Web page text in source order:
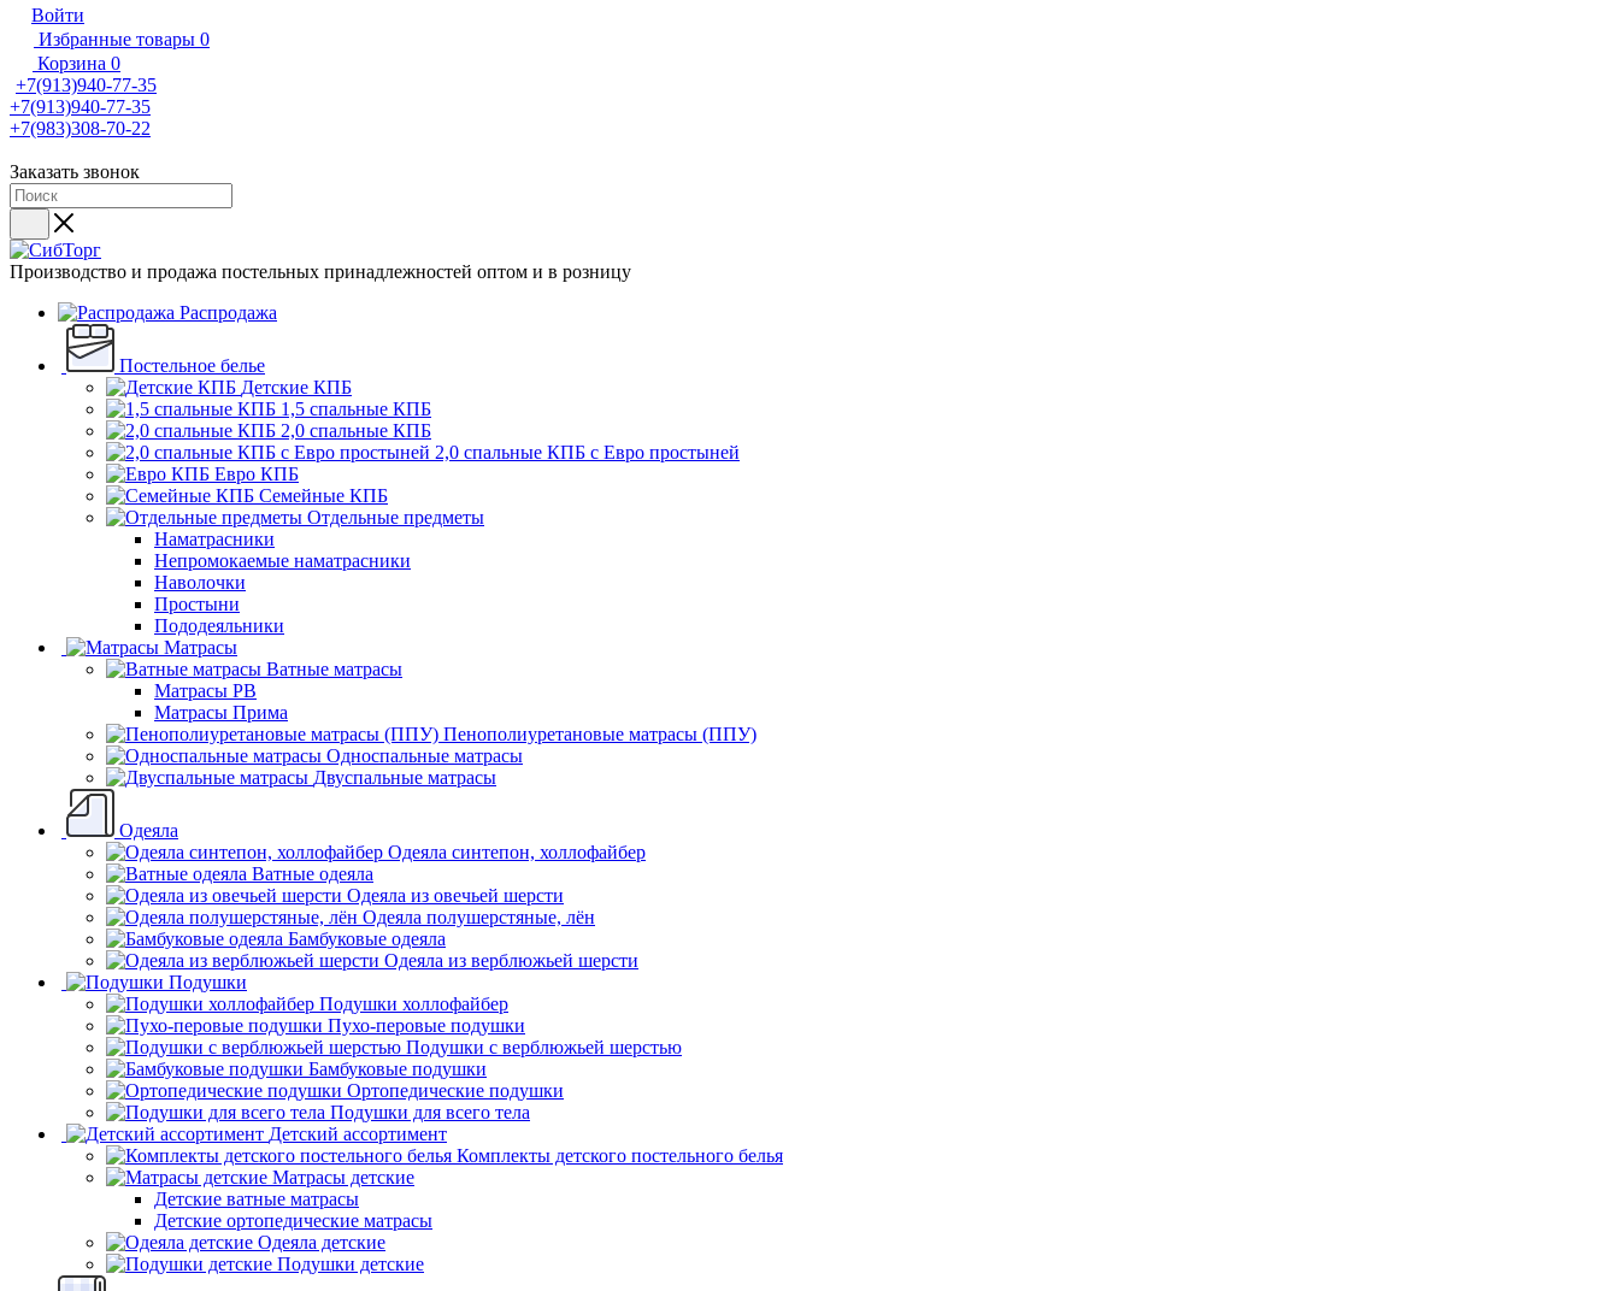
Войти
Избранные товары 0
Корзина 0
+7(913)940-77-35
+7(913)940-77-35
+7(983)308-70-22
Заказать звонок
Производство и продажа постельных принадлежностей оптом и в розницу
Распродажа
Постельное белье
Детские КПБ
1,5 спальные КПБ
2,0 спальные КПБ
2,0 спальные КПБ с Евро простыней
Евро КПБ
Семейные КПБ
Отдельные предметы
Наматрасники
Непромокаемые наматрасники
Наволочки
Простыни
Пододеяльники
Матрасы
Ватные матрасы
Матрасы РВ
Матрасы Прима
Пенополиуретановые матрасы (ППУ)
Односпальные матрасы
Двуспальные матрасы
Одеяла
Одеяла синтепон, холлофайбер
Ватные одеяла
Одеяла из овечьей шерсти
Одеяла полушерстяные, лён
Бамбуковые одеяла
Одеяла из верблюжьей шерсти
Подушки
Подушки холлофайбер
Пухо-перовые подушки
Подушки с верблюжьей шерстью
Бамбуковые подушки
Ортопедические подушки
Подушки для всего тела
Детский ассортимент
Комплекты детского постельного белья
Матрасы детские
Детские ватные матрасы
Детские ортопедические матрасы
Одеяла детские
Подушки детские